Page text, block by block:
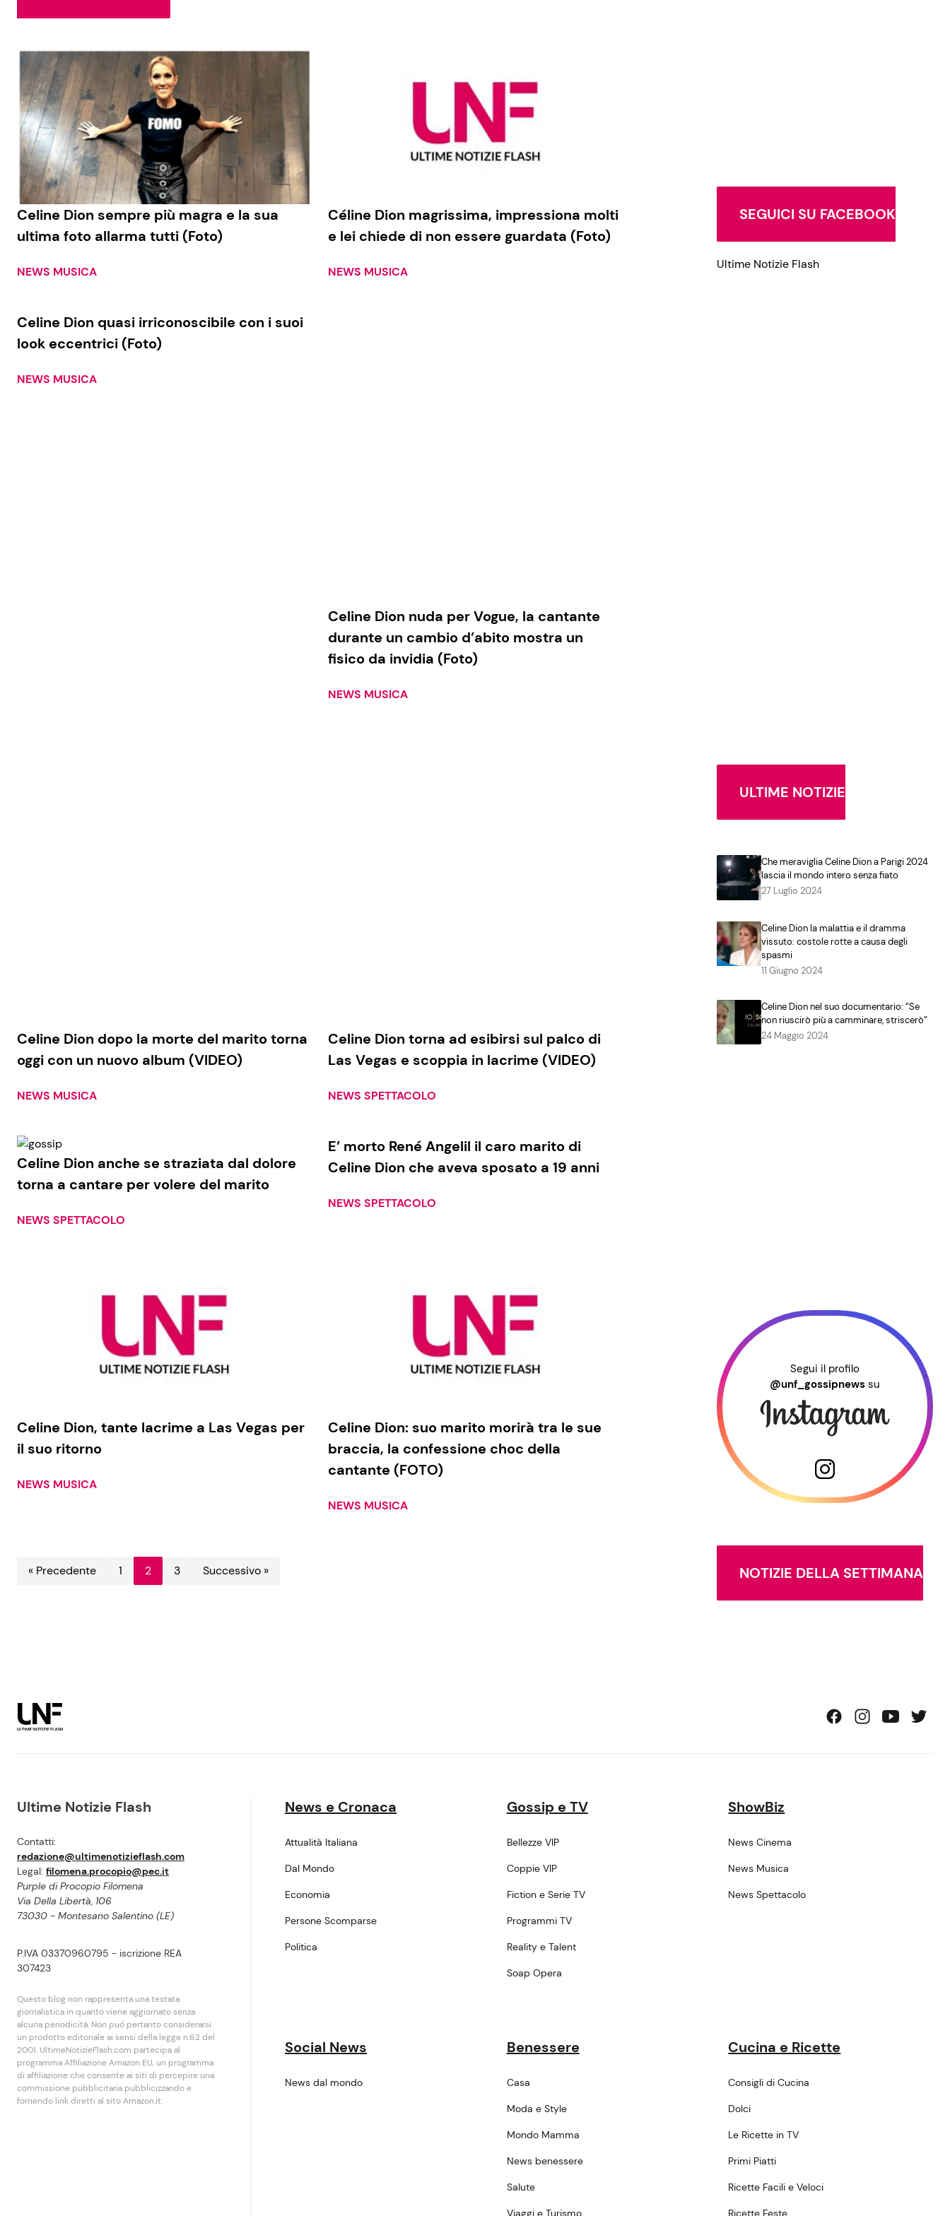
Social News
News dal mondo
Benessere
Casa
Moda e Style
Mondo Mamma
News benessere
Cucina e Ricette
Consigli di Cucina
Dolci
Primi Piatti
Ricette Facili e Veloci
Celine Dion sempre più magra e la sua
ultima foto allarma tutti (Foto)
NEWS MUSICA
Céline Dion magrissima, impressiona molti
e lei chiede di non essere guardata (Foto)
NEWS MUSICA
Celine Dion quasi irriconoscibile con i suoi
look eccentrici (Foto)
NEWS MUSICA
Celine Dion nuda per Vogue, la cantante
durante un cambio d’abito mostra un
fisico da invidia (Foto)
NEWS MUSICA
Celine Dion dopo la morte del marito torna
oggi con un nuovo album (VIDEO)
NEWS MUSICA
Celine Dion torna ad esibirsi sul palco di
Las Vegas e scoppia in lacrime (VIDEO)
NEWS SPETTACOLO
Celine Dion anche se straziata dal dolore
torna a cantare per volere del marito
NEWS SPETTACOLO
E’ morto René Angelil il caro marito di
Celine Dion che aveva sposato a 19 anni
NEWS SPETTACOLO
Celine Dion, tante lacrime a Las Vegas per
il suo ritorno
NEWS MUSICA
Celine Dion: suo marito morirà tra le sue
braccia, la confessione choc della
cantante (FOTO)
NEWS MUSICA
« Precedente 1 2 3 Successivo »
SEGUICI SU FACEBOOK
Ultime Notizie Flash
ULTIME NOTIZIE
Che meraviglia Celine Dion a Parigi 2024
lascia il mondo intero senza fiato
27 Luglio 2024
Celine Dion la malattia e il dramma
vissuto: costole rotte a causa degli
spasmi
11 Giugno 2024
Celine Dion nel suo documentario: “Se
non riuscirò più a camminare, striscerò”
24 Maggio 2024
Segui il profilo
@unf_gossipnews su
NOTIZIE DELLA SETTIMANA
Ultime Notizie Flash
Contatti:
redazione@ultimenotizieflash.com
Legal: filomena.procopio@pec.it
Purple di Procopio Filomena
Via Della Libertà, 106
73030 - Montesano Salentino (LE)
P.IVA 03370960795 - iscrizione REA
307423
Questo blog non rappresenta una testata
giornalistica in quanto viene aggiornato senza
alcuna periodicità. Non puó pertanto considerarsi
un prodotto editoriale ai sensi della legge n.62 del
2001. UltimeNotizieFlash.com partecipa al
programma Affiliazione Amazon EU, un programma
di affiliazione che consente ai siti di percepire una
commissione pubblicitaria pubblicizzando e
fornendo link diretti al sito Amazon.it.
News e Cronaca
Attualità Italiana
Dal Mondo
Economia
Persone Scomparse
Politica
Gossip e TV
Bellezze VIP
Coppie VIP
Fiction e Serie TV
Programmi TV
Reality e Talent
Soap Opera
ShowBiz
News Cinema
News Musica
News Spettacolo
Social News
News dal mondo
Benessere
Casa
Moda e Style
Mondo Mamma
News benessere
Salute
Viaggi e Turismo
Cucina e Ricette
Consigli di Cucina
Dolci
Le Ricette in TV
Primi Piatti
Ricette Facili e Veloci
Ricette Feste